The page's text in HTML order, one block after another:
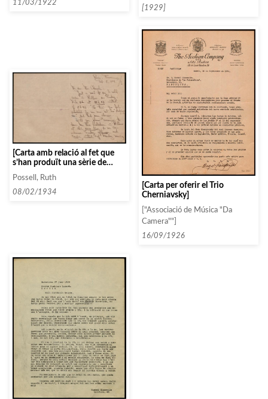
11/03/1922
[1929]
[Carta amb relació al fet que
s’han produït una sèrie de
canvis en el viatge cap a la
Península. Informa també que
ella mateixa porta el «material»
Possell, Ruth
08/02/1934
[Carta per oferir el Trio
Cherniavsky]
["Associació de Música "Da
Camera""]
16/09/1926